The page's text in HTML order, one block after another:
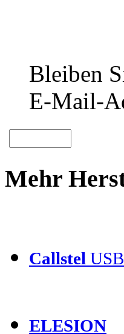
Bleiben
E-Mail-
Mehr
Callstel
ELESION